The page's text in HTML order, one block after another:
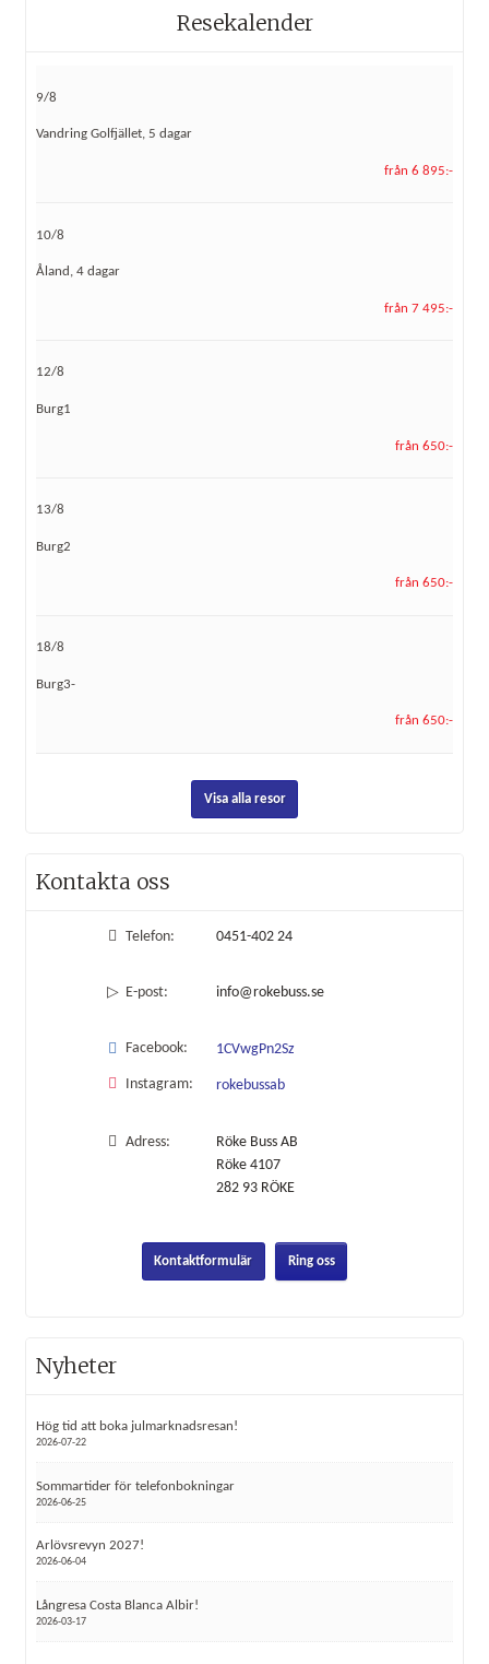
Resekalender
9/8
Vandring Golfjället, 5 dagar
från 6 895:-
10/8
Åland, 4 dagar
från 7 495:-
12/8
Burg1
från 650:-
13/8
Burg2
från 650:-
18/8
Burg3-
från 650:-
Visa alla resor
Kontakta oss
Telefon: 0451-402 24
E-post: info@rokebuss.se
Facebook: 1CVwgPn2Sz
Instagram: rokebussab
Adress:
Röke Buss AB
Röke 4107
282 93 RÖKE
Kontaktformulär Ring oss
Nyheter
Hög tid att boka julmarknadsresan!
2026-07-22
Sommartider för telefonbokningar
2026-06-25
Arlövsrevyn 2027!
2026-06-04
Långresa Costa Blanca Albir!
2026-03-17